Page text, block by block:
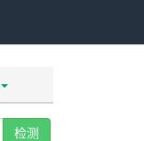
检测